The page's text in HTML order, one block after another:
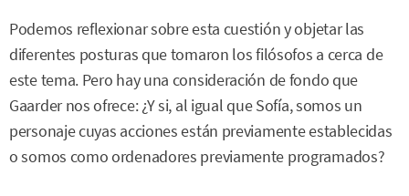
Podemos reflexionar sobre esta cuestión y objetar las
diferentes posturas que tomaron los filósofos a cerca de
este tema. Pero hay una consideración de fondo que
Gaarder nos ofrece: ¿Y si, al igual que Sofía, somos un
personaje cuyas acciones están previamente establecidas
o somos como ordenadores previamente programados?